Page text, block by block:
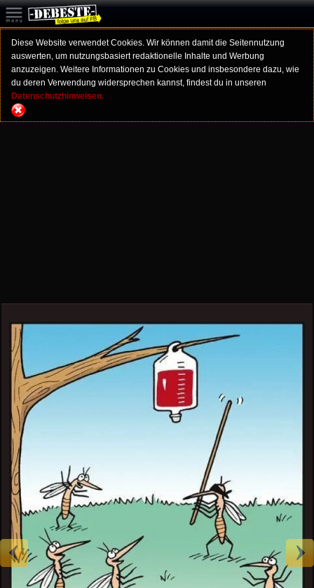
Diese Website verwendet Cookies. Wir können damit die Seitennutzung
auswerten, um nutzungsbasiert redaktionelle Inhalte und Werbung
anzuzeigen. Weitere Informationen zu Cookies und insbesondere dazu, wie
du deren Verwendung widersprechen kannst, findest du in unseren
Datenschutzhinweisen.